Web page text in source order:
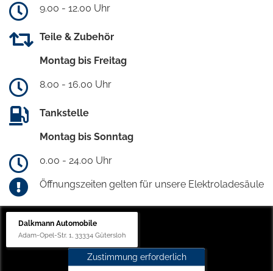
9.00 - 12.00 Uhr
Teile & Zubehör
Montag bis Freitag
8.00 - 16.00 Uhr
Tankstelle
Montag bis Sonntag
0.00 - 24.00 Uhr
Öffnungszeiten gelten für unsere Elektroladesäule
Dalkmann Automobile
Adam-Opel-Str. 1, 33334 Gütersloh
Zustimmung erforderlich